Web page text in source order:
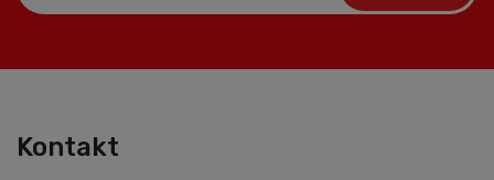
Kontakt